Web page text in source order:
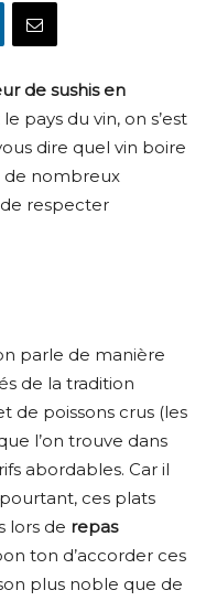
de sushis en
pays du vin, on s’est
dire quel vin boire
de nombreux
respecter
parle de manière
de la tradition
de poissons crus (les
l’on trouve dans
abordables. Car il
ces plats
lors de repas
ton d’accorder ces
plus noble que de